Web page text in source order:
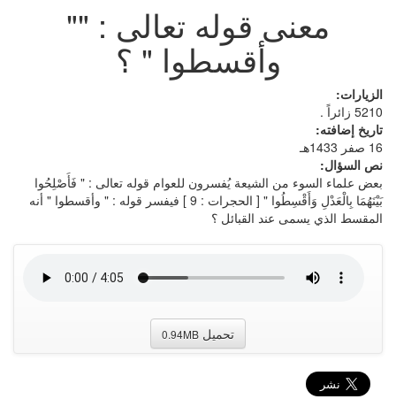
معنى قوله تعالى : ""
وأقسطوا " ؟
الزيارات:
5210 زائراً .
تاريخ إضافته:
16 صفر 1433هـ
نص السؤال:
بعض علماء السوء من الشيعة يُفسرون للعوام قوله تعالى : " فَأَصْلِحُوا
بَيْنَهُمَا بِالْعَدْلِ وَأَقْسِطُوا " [ الحجرات : 9 ] فيفسر قوله : " وأقسطوا " أنه
المقسط الذي يسمى عند القبائل ؟
تحميل 0.94MB